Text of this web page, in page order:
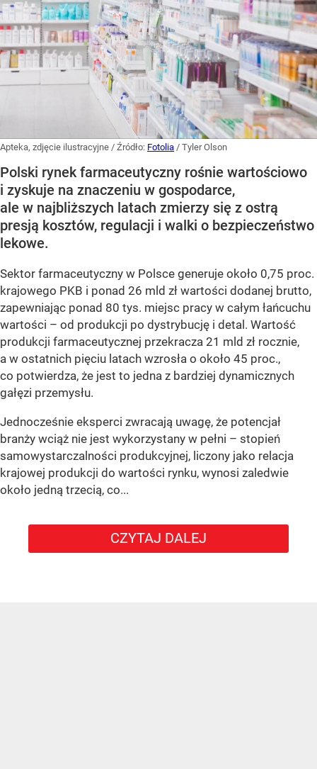
Apteka, zdjęcie ilustracyjne / Źródło: Fotolia / Tyler Olson
Polski rynek farmaceutyczny rośnie wartościowo
i zyskuje na znaczeniu w gospodarce,
ale w najbliższych latach zmierzy się z ostrą
presją kosztów, regulacji i walki o bezpieczeństwo
lekowe.
Sektor farmaceutyczny w Polsce generuje około 0,75 proc.
krajowego PKB i ponad 26 mld zł wartości dodanej brutto,
zapewniając ponad 80 tys. miejsc pracy w całym łańcuchu
wartości – od produkcji po dystrybucję i detal. Wartość
produkcji farmaceutycznej przekracza 21 mld zł rocznie,
a w ostatnich pięciu latach wzrosła o około 45 proc.,
co potwierdza, że jest to jedna z bardziej dynamicznych
gałęzi przemysłu.
Jednocześnie eksperci zwracają uwagę, że potencjał
branży wciąż nie jest wykorzystany w pełni – stopień
samowystarczalności produkcyjnej, liczony jako relacja
krajowej produkcji do wartości rynku, wynosi zaledwie
około jedną trzecią, co...
CZYTAJ DALEJ